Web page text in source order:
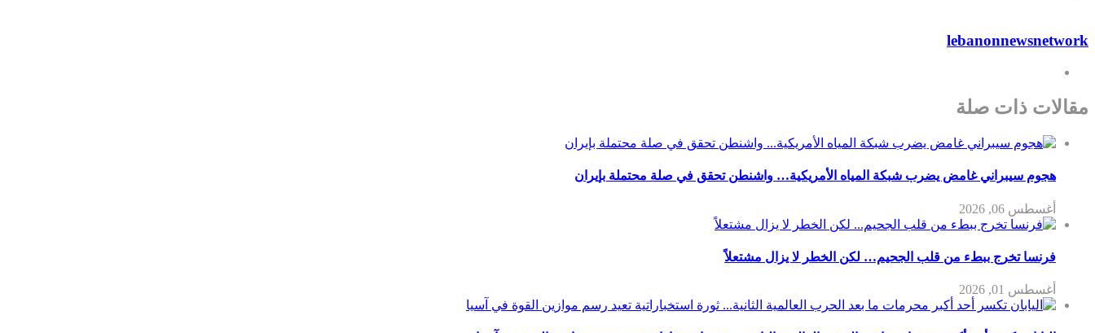
lebanonnewsnetwork
مقالات ذات صلة
هجوم سيبراني غامض يضرب شبكة المياه الأمريكية… واشنطن تحقق في صلة محتملة بإيران
أغسطس 06, 2026
فرنسا تخرج ببطء من قلب الجحيم… لكن الخطر لا يزال مشتعلاً
أغسطس 01, 2026